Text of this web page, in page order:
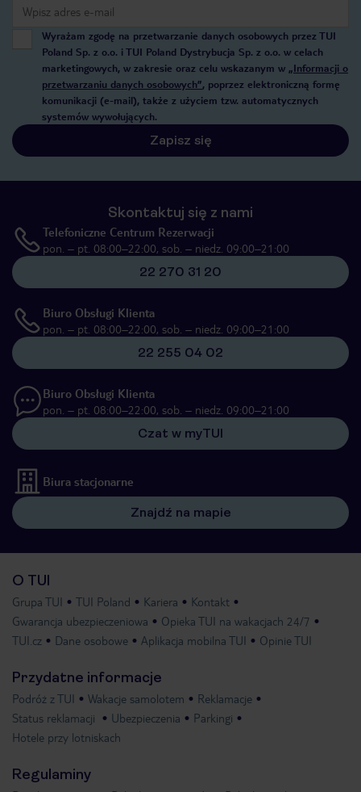
Wyrażam zgodę na przetwarzanie danych osobowych przez TUI
Poland Sp. z o.o. i TUI Poland Dystrybucja Sp. z o.o. w celach
marketingowych, w zakresie oraz celu wskazanym w „Informacji o
przetwarzaniu danych osobowych”, poprzez elektroniczną formę
komunikacji (e-mail), także z użyciem tzw. automatycznych
systemów wywołujących.
Zapisz się
Skontaktuj się z nami
Telefoniczne Centrum Rezerwacji
pon. – pt. 08:00–22:00, sob. – niedz. 09:00–21:00
22 270 31 20
Biuro Obsługi Klienta
pon. – pt. 08:00–22:00, sob. – niedz. 09:00–21:00
22 255 04 02
Biuro Obsługi Klienta
pon. – pt. 08:00–22:00, sob. – niedz. 09:00–21:00
Czat w myTUI
Biura stacjonarne
Znajdź na mapie
O TUI
Grupa TUI TUI Poland Kariera
Kontakt
Gwarancja ubezpieczeniowa
Opieka TUI na wakacjach 24/7
TUI.cz
Dane osobowe Aplikacja mobilna TUI Opinie TUI
Przydatne informacje
Podróż z TUI Wakacje samolotem
Reklamacje
Status reklamacji
Ubezpieczenia
Parkingi
Hotele przy lotniskach
Regulaminy